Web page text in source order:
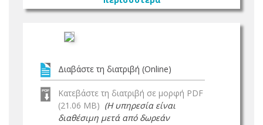
Διαβάστε τη διατριβή (Online)
Κατεβάστε τη διατριβή σε μορφή PDF
(21.06 MB) (Η υπηρεσία είναι
διαθέσιμη μετά από δωρεάν